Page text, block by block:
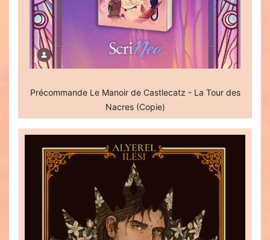
Précommande Le Manoir de Castlecatz - La Tour des
Nacres (Copie)